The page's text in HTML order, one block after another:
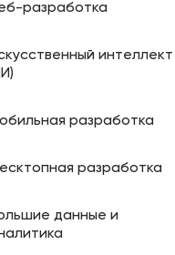
разработка
интеллект
разработка
разработка
данные и